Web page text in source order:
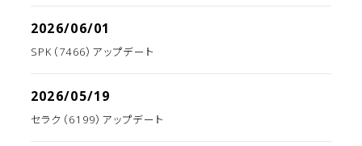
2026/06/01
SPK（7466）アップデート
2026/05/19
セラク（6199）アップデート